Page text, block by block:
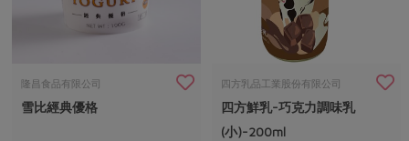
隆昌食品有限公司
雪比經典優格
四方乳品工業股份有限公司
四方鮮乳-巧克力調味乳
(小)-200ml